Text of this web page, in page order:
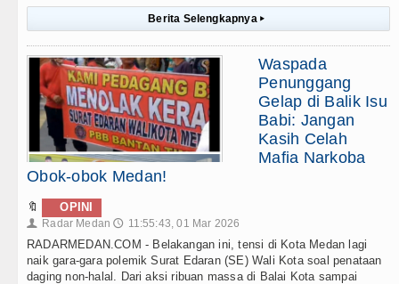
Berita Selengkapnya ▸
Waspada
Penunggang
Gelap di Balik Isu
Babi: Jangan
Kasih Celah
Mafia Narkoba
Obok-obok Medan!
🔖 OPINI
👤 Radar Medan 🕔 11:55:43, 01 Mar 2026
RADARMEDAN.COM - Belakangan ini, tensi di Kota Medan lagi
naik gara-gara polemik Surat Edaran (SE) Wali Kota soal penataan
daging non-halal. Dari aksi ribuan massa di Balai Kota sampai